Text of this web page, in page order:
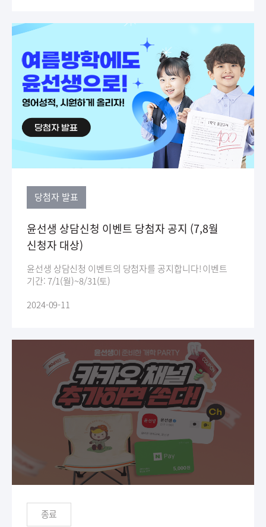
당첨자 발표
윤선생 상담신청 이벤트 당첨자 공지 (7,8월
신청자 대상)
윤선생 상담신청 이벤트의 당첨자를 공지합니다! 이벤트
기간: 7/1(월)~8/31(토)
2024-09-11
종료